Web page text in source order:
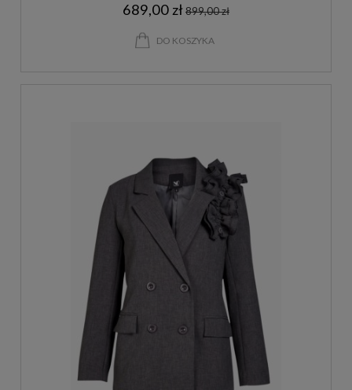
689,00 zł899,00 zł
DO KOSZYKA